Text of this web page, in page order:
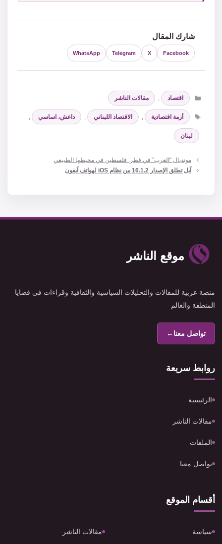
شارك المقال
Facebook
X
Telegram
WhatsApp
التصنيفات
اقتصاد ,
مقالات الناشر
الوسوم
أزمة اقتصادية , الاقتصاد اللبناني , داعش، اساسي ,
لبنان
مونديال “العرب” في قطر: فلسطين في محيطها الطبيعي
آبل تطلق الإصدار 16.1.2 من نظام iOS لهواتف آيفون
موقع الناشر
منصة عربية للمقالات والتحليلات السياسية والثقافية وقراءات في قضايا
المنطقة والعالم
تواصل معنا←
روابط سريعة
الرئيسية
مقالات الناشر
الملفات
تواصل معنا
أقسام الموقع
سياسة مقالات الناشر